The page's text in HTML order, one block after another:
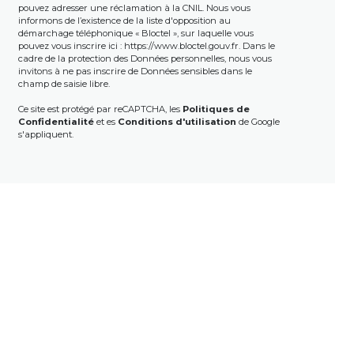
pouvez adresser une réclamation à la CNIL. Nous vous
informons de l’existence de la liste d'opposition au
démarchage téléphonique « Bloctel », sur laquelle vous
pouvez vous inscrire ici : https://www.bloctel.gouv.fr. Dans le
cadre de la protection des Données personnelles, nous vous
invitons à ne pas inscrire de Données sensibles dans le
champ de saisie libre.
Ce site est protégé par reCAPTCHA, les Politiques de
Confidentialitéet es Conditions d'utilisation de Google
s'appliquent.